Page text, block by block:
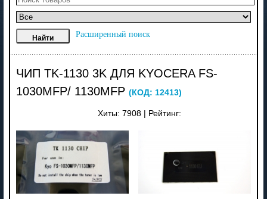
Расширенный поиск
ЧИП TK-1130 3K ДЛЯ KYOCERA FS-
1030MFP/ 1130MFP (КОД: 12413)
Хиты: 7908 Рейтинг: